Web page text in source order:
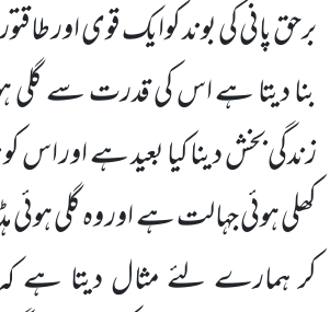
برحق پانی کی بوند کوایک قوی اور
بنا دیتا ہے اس کی قدرت سے گلی
زندگی بخش دینا کیا بعید ہے اور اس کو
کھلی ہوئی جہالت ہے اور وہ گلی
کر ہمارے لئے مثال دیتا ہے